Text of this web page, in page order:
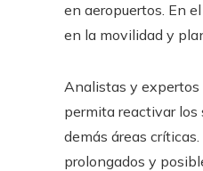
en aeropuertos. En
en la movilidad y
Analistas y expertos
permita reactivar los
demás áreas
prolongados y